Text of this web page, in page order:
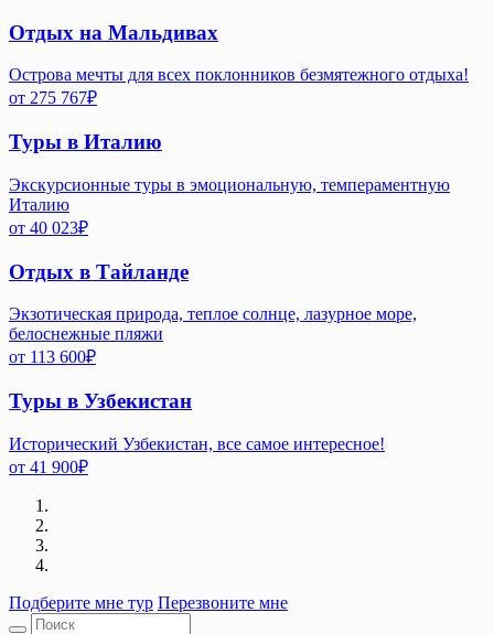
Отдых на Мальдивах
Острова мечты для всех поклонников безмятежного отдыха!
от 275 767₽
Туры в Италию
Экскурсионные туры в эмоциональную, темпераментную
Италию
от 40 023₽
Отдых в Тайланде
Экзотическая природа, теплое солнце, лазурное море,
белоснежные пляжи
от 113 600₽
Туры в Узбекистан
Исторический Узбекистан, все самое интересное!
от 41 900₽
Подберите мне тур Перезвоните мне